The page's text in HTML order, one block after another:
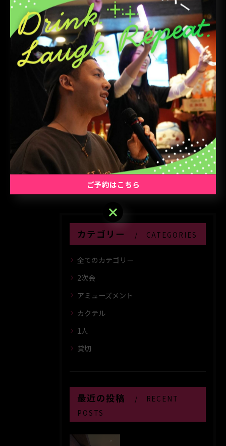
電子マネー(交通系IC、楽天Edy、iD、WAON、nanaco、
QUICPay) #特別割引 #大森駅
< 前のページ 一覧に戻る 次のページ >
関連タグ
#大森駅
カテゴリー CATEGORIES
全てのカテゴリー
2次会
アミューズメント
カクテル
1人
貸切
最近の投稿
RECENT
POSTS
ご予約はこちら
ご予約はこちら